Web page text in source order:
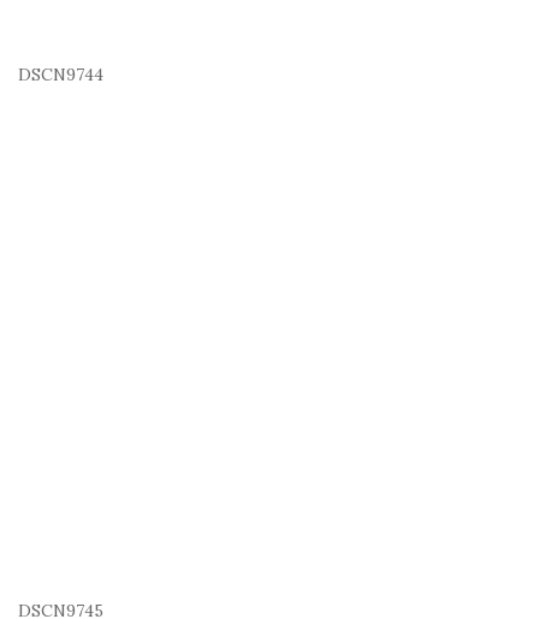
DSCN9744
DSCN9745